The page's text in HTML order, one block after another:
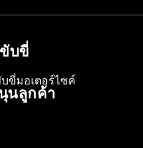
บขี่
ขี่มอเตอร์ไซค์
นลูกค้า